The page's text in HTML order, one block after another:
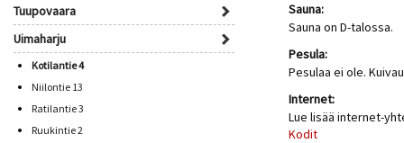
Tuupovaara
Uimaharju
Kotilantie 4
Niilontie 13
Ratilantie 3
Ruukintie 2
Sauna:
Sauna on D-talossa.
Pesula:
Pesulaa ei ole.
Internet:
Lue lisää internet-
Kodit